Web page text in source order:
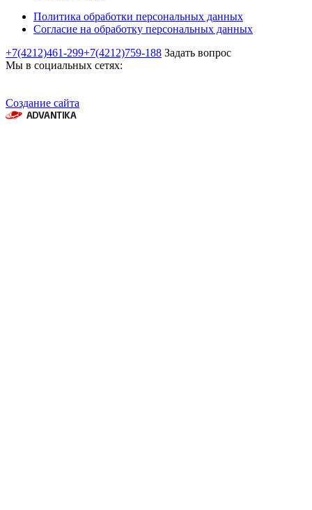
Политика обработки персональных данных
Согласие на обработку персональных данных
+7(4212)461-299+7(4212)759-188 Задать вопрос
Мы в социальных сетях:
Создание сайта